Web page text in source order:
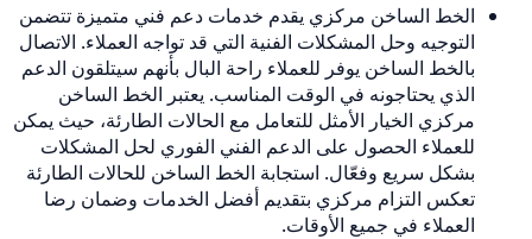
الخط الساخن مركزي يقدم خدمات دعم فني متميزة تتضمن
التوجيه وحل المشكلات الفنية التي قد تواجه العملاء. الاتصال
بالخط الساخن يوفر للعملاء راحة البال بأنهم سيتلقون الدعم
الذي يحتاجونه في الوقت المناسب. يعتبر الخط الساخن
مركزي الخيار الأمثل للتعامل مع الحالات الطارئة، حيث يمكن
للعملاء الحصول على الدعم الفني الفوري لحل المشكلات
بشكل سريع وفعّال. استجابة الخط الساخن للحالات الطارئة
تعكس التزام مركزي بتقديم أفضل الخدمات وضمان رضا
العملاء في جميع الأوقات.